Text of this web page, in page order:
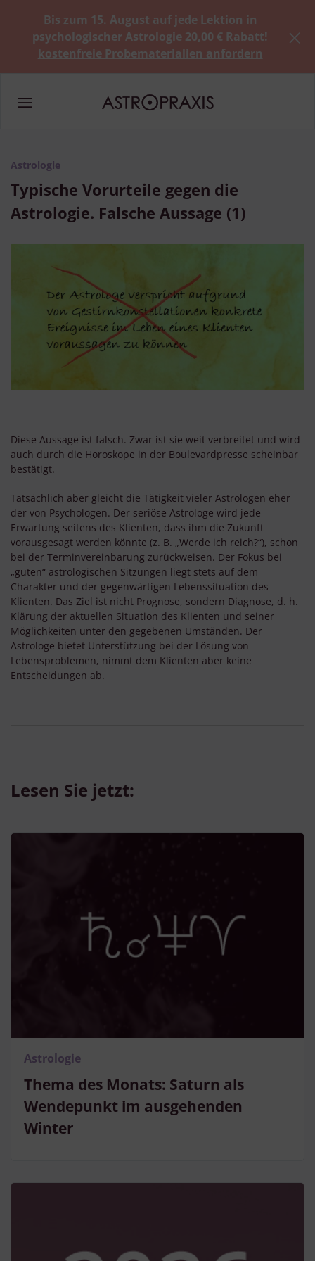
Bis zum 15. August auf jede Lektion in
psychologischer Astrologie 20,00 € Rabatt!
kostenfreie Probematerialien anfordern
Astrologie
Typische Vorurteile gegen die
Astrologie. Falsche Aussage (1)
Diese Aussage ist falsch. Zwar ist sie weit verbreitet und wird
auch durch die Horoskope in der Boulevardpresse scheinbar
bestätigt.
Tatsächlich aber gleicht die Tätigkeit vieler Astrologen eher
der von Psychologen. Der seriöse Astrologe wird jede
Erwartung seitens des Klienten, dass ihm die Zukunft
vorausgesagt werden könnte (z. B. „Werde ich reich?“), schon
bei der Terminvereinbarung zurückweisen. Der Fokus bei
„guten“ astrologischen Sitzungen liegt stets auf dem
Charakter und der gegenwärtigen Lebenssituation des
Klienten. Das Ziel ist nicht Prognose, sondern Diagnose, d. h.
Klärung der aktuellen Situation des Klienten und seiner
Möglichkeiten unter den gegebenen Umständen. Der
Astrologe bietet Unterstützung bei der Lösung von
Lebensproblemen, nimmt dem Klienten aber keine
Entscheidungen ab.
Lesen Sie jetzt:
Thema des Monats: Saturn als
Wendepunkt im ausgehenden
Winter
Astrologie